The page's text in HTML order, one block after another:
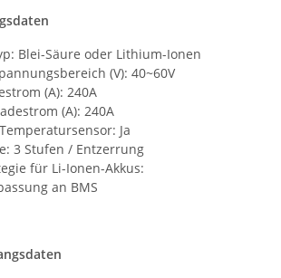
Blei-Säure oder Lithium-Ionen
(V): 40~60V
(A): 240A
(A): 240A
Ja
3 Stufen / Entzerrung
für Li-Ionen-Akkus:
an BMS